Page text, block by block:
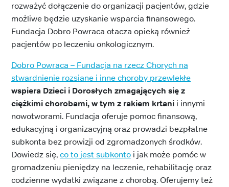
rozważyć dołączenie do organizacji pacjentów, gdzie
możliwe będzie uzyskanie wsparcia finansowego.
Fundacja Dobro Powraca otacza opieką również
pacjentów po leczeniu onkologicznym.
Dobro Powraca – Fundacja na rzecz Chorych na
stwardnienie rozsiane i inne choroby przewlekłe
wspiera Dzieci i Dorosłych zmagających się z
ciężkimi chorobami, w tym z rakiem krtani i innymi
nowotworami. Fundacja oferuje pomoc finansową,
edukacyjną i organizacyjną oraz prowadzi bezpłatne
subkonta bez prowizji od zgromadzonych środków.
Dowiedz się,co to jest subkonto i jak może pomóc w
gromadzeniu pieniędzy na leczenie, rehabilitację oraz
codzienne wydatki związane z chorobą. Oferujemy też